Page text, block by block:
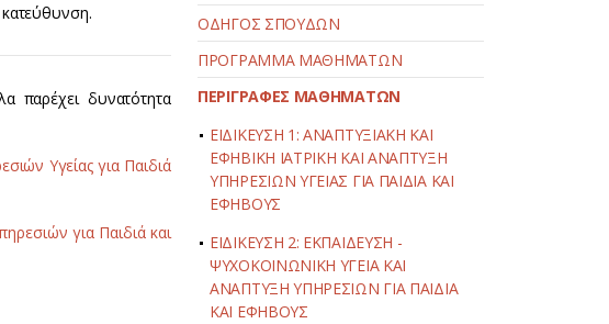
παρέχει δυνατότητα
Υγείας για Παιδιά
για Παιδιά και
ΟΔΗΓΟΣ ΣΠΟΥΔΩΝ
ΠΡΟΓΡΑΜΜΑ ΜΑΘΗΜΑΤΩΝ
ΠΕΡΙΓΡΑΦΕΣ ΜΑΘΗΜΑΤΩΝ
ΕΙΔΙΚΕΥΣΗ 1: ΑΝΑΠΤΥΞΙΑΚΗ ΚΑΙ
ΕΦΗΒΙΚΗ ΙΑΤΡΙΚΗ ΚΑΙ ΑΝΑΠΤΥΞΗ
ΥΠΗΡΕΣΙΩΝ ΥΓΕΙΑΣ ΓΙΑ ΠΑΙΔΙΑ ΚΑΙ
ΕΦΗΒΟΥΣ
ΕΙΔΙΚΕΥΣΗ 2: ΕΚΠΑΙΔΕΥΣΗ -
ΨΥΧΟΚΟΙΝΩΝΙΚΗ ΥΓΕΙΑ ΚΑΙ
ΑΝΑΠΤΥΞΗ ΥΠΗΡΕΣΙΩΝ ΓΙΑ ΠΑΙΔΙΑ
ΚΑΙ ΕΦΗΒΟΥΣ